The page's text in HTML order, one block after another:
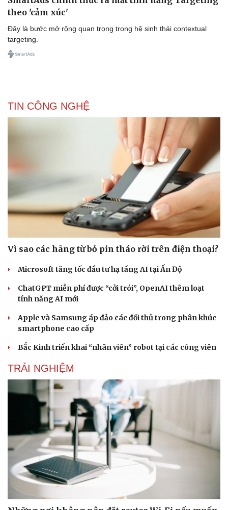
Doanh nghiệp
Thông tin doanh nghiệp
Doanh nghiệp 24h
Vì cộng đồng
Công nghệ
Tin Công nghệ
Trải nghiệm
theo 'cảm xúc'
Đây là bước mở rộng quan trọng trong hệ sinh thái contextual
targeting.
TIN CÔNG NGHỆ
Vì sao các hãng từ bỏ pin tháo rời trên điện thoại?
Microsoft tăng tốc đầu tư hạ tầng AI tại Ấn Độ
ChatGPT miễn phí được “cởi trói”, OpenAI thêm loạt
tính năng AI mới
Apple và Samsung áp đảo các đối thủ trong phân khúc
smartphone cao cấp
Bắc Kinh triển khai “nhân viên” robot tại các công viên
TRẢI NGHIỆM